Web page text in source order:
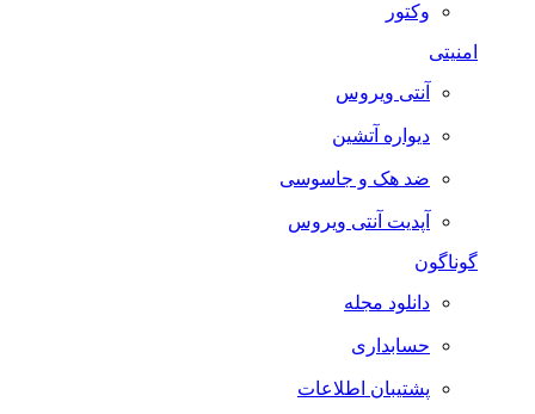
وکتور
امنیتی
آنتی ویروس
دیواره آتشین
ضد هک و جاسوسی
آپدیت آنتی ویروس
گوناگون
دانلود مجله
حسابداری
پشتیبان اطلاعات